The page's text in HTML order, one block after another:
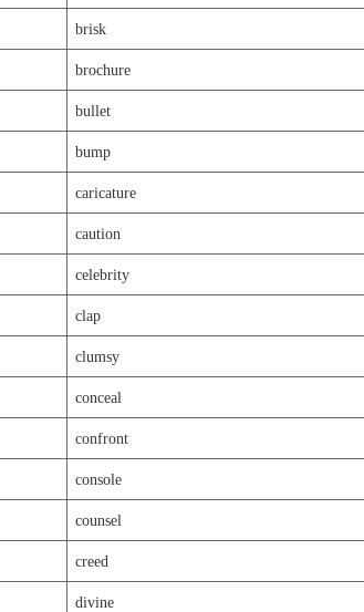
brisk
brochure
bullet
bump
caricature
caution
celebrity
clap
clumsy
conceal
confront
console
counsel
creed
divine